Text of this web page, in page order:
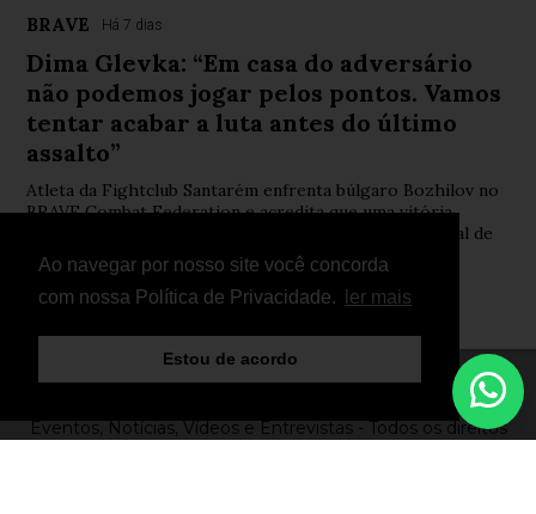
Ao navegar por nosso site você concorda
com nossa Política de Privacidade.
ler mais
Estou de acordo
BRAVE Há 7 dias
Dima Glevka: “Em casa do adversário
não podemos jogar pelos pontos. Vamos
tentar acabar a luta antes do último
assalto”
Atleta da Fightclub Santarém enfrenta búlgaro Bozhilov no
BRAVE Combat Federation e acredita que uma vitória
poderá abrir novas portas na sua carreira internacional de
MMA
© Copyright 2026 - FightNews - Atletas, Equipas,
Eventos, Notícias, Vídeos e Entrevistas - Todos os direitos